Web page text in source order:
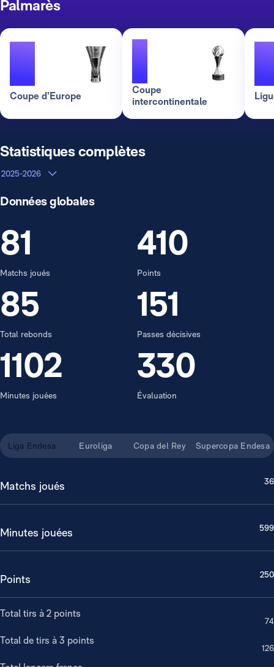
Palmarès
3
Coupe d’Europe
1
Coupe
intercontinentale
Statistiques complètes
2025-2026
Données globales
81
Matchs joués
410
Points
85
Total rebonds
151
Passes décisives
1102
Minutes jouées
330
Évaluation
Liga Endesa Euroliga Copa del Rey Supercopa Endesa
Matchs joués 36
Minutes jouées 599
Points 250
Total tirs à 2 points
74
Total de tirs à 3 points
126